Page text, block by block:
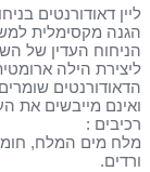
ליין דאודורנטים
הגנה מקסימלית למשך 24
הניחוח העדין של
ליצירת הילה
הדאודורנטים
ואינם מייבשים את
רכיבים :
מלח מים המלח,
ורדים.